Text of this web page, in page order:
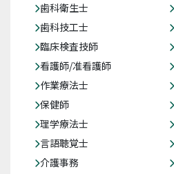
歯科衛生士
歯科技工士
臨床検査技師
看護師/准看護師
作業療法士
保健師
理学療法士
言語聴覚士
介護事務